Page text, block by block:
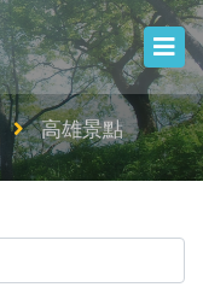
高雄景點